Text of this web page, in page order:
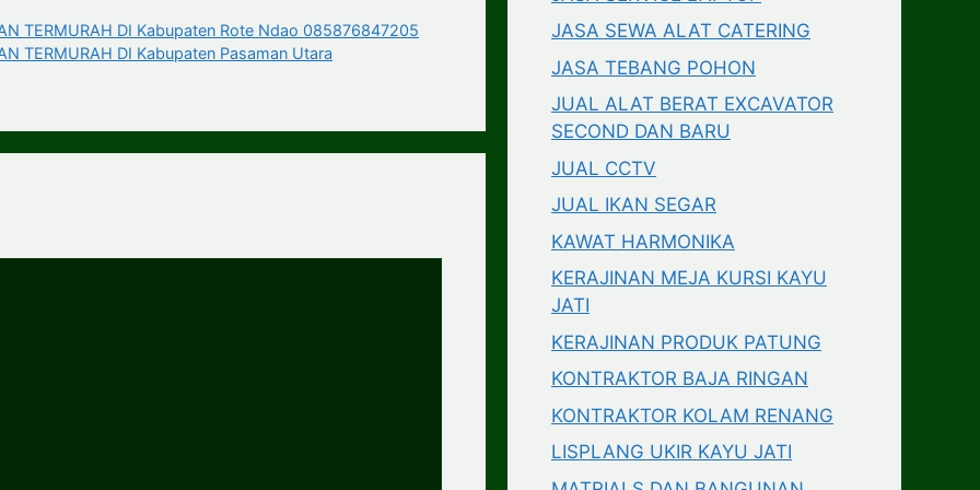
TERMURAH DI Kabupaten Rote Ndao 085876847205
TERMURAH DI Kabupaten Pasaman Utara
JASA SEWA ALAT CATERING
JASA TEBANG POHON
JUAL ALAT BERAT EXCAVATOR
SECOND DAN BARU
JUAL CCTV
JUAL IKAN SEGAR
KAWAT HARMONIKA
KERAJINAN MEJA KURSI KAYU
JATI
KERAJINAN PRODUK PATUNG
KONTRAKTOR BAJA RINGAN
KONTRAKTOR KOLAM RENANG
LISPLANG UKIR KAYU JATI